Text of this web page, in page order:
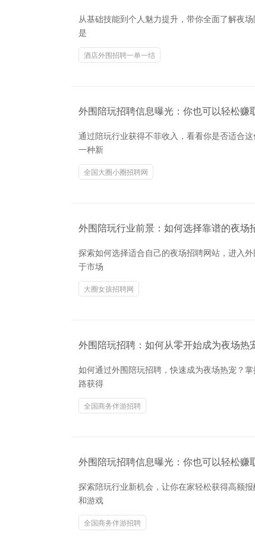
从基础技能到个人魅力提升，带你全面了解夜
是
酒店外围招聘一单一结
外围陪玩招聘信息曝光：你也可以轻松赚
通过陪玩行业获得不菲收入，看看你是否适合
一种新
全国大圈小圈招聘网
外围陪玩行业前景：如何选择靠谱的夜场
探索如何选择适合自己的夜场招聘网站，进入
于市场
大圈女孩招聘网
外围陪玩招聘：如何从零开始成为夜场热
如何通过外围陪玩招聘，快速成为夜场热宠？
路获得
全国商务伴游招聘
外围陪玩招聘信息曝光：你也可以轻松赚
探索陪玩行业新机会，让你在家轻松获得高额
和游戏
全国商务伴游招聘